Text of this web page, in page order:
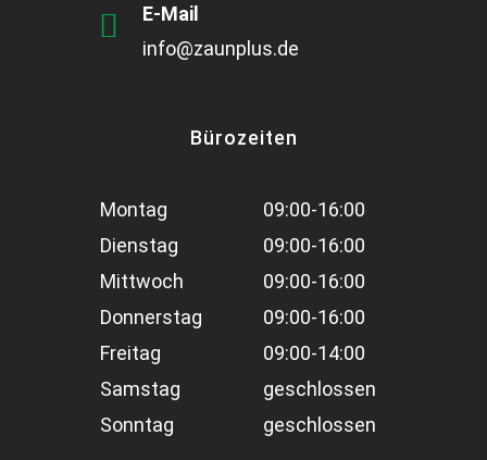
E-Mail
info@zaunplus.de
Bürozeiten
Montag
09:00-16:00
Dienstag
09:00-16:00
Mittwoch
09:00-16:00
Donnerstag
09:00-16:00
Freitag
09:00-14:00
Samstag
geschlossen
Sonntag
geschlossen